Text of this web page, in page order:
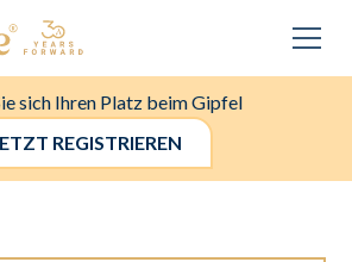
sich Ihren Platz beim Gipfel
REGISTRIEREN